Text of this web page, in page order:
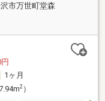
市万世町堂森
1ヶ月
2）